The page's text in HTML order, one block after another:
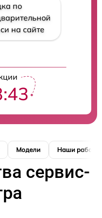
по
на сайте
Модели Наши работы
сервис-